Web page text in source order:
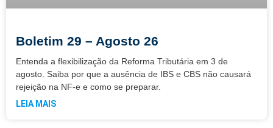
Boletim 29 – Agosto 26
Entenda a flexibilização da Reforma Tributária em 3 de
agosto. Saiba por que a ausência de IBS e CBS não causará
rejeição na NF-e e como se preparar.
LEIA MAIS